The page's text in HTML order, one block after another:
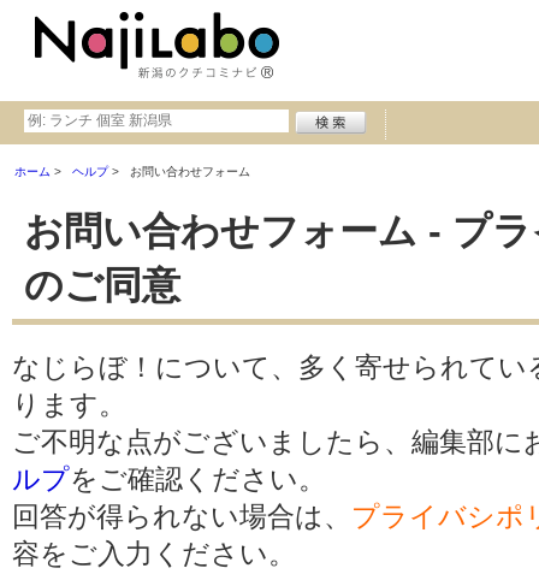
ホーム ヘルプ お問い合わせフォーム
お問い合わせフォーム - プ
のご同意
なじらぼ！について、多く寄せられてい
ります。
ご不明な点がございましたら、編集部
ルプをご確認ください。
回答が得られない場合は、 プライバシポ
容をご入力ください。